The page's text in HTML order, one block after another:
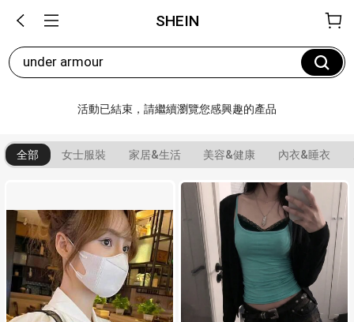
SHEIN
under armour
活動已結束，請繼續瀏覽您感興趣的產品
全部 女士服裝 家居&生活 美容&健康 內衣&睡衣